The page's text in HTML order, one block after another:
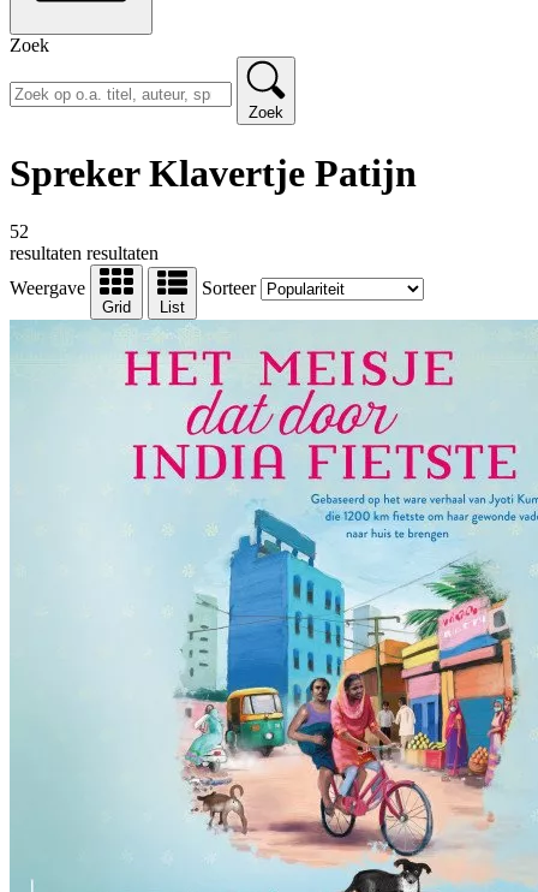
Zoek
Zoek
Spreker Klavertje Patijn
52
resultaten resultaten
Weergave
Grid List
Sorteer